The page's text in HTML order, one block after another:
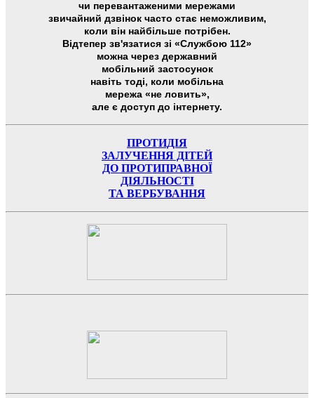
чи перевантаженими мережами
звичайний дзвінок часто стає неможливим,
коли він найбільше потрібен.
Відтепер зв'язатися зі «Службою 112»
можна через державний
мобільний застосунок
навіть тоді, коли мобільна
мережа «не ловить»,
але є доступ до інтернету.
ПРОТИДІЯ
ЗАЛУЧЕННЯ ДІТЕЙ
ДО ПРОТИПРАВНОЇ
ДІЯЛЬНОСТІ
ТА ВЕРБУВАННЯ